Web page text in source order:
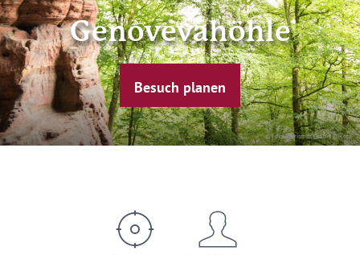
© Eifel Tourismus GmbH, D. Ketz
Genovevahöhle
Besuch planen